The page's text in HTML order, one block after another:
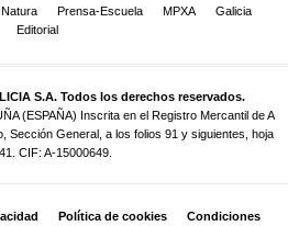
Prensa-Escuela MPXA
Galicia
Editorial
S.A. Todos los derechos reservados.
(ESPAÑA) Inscrita en el Registro Mercantil de A
Sección General, a los folios 91 y siguientes, hoja
CIF: A-15000649.
Política de cookies Condiciones